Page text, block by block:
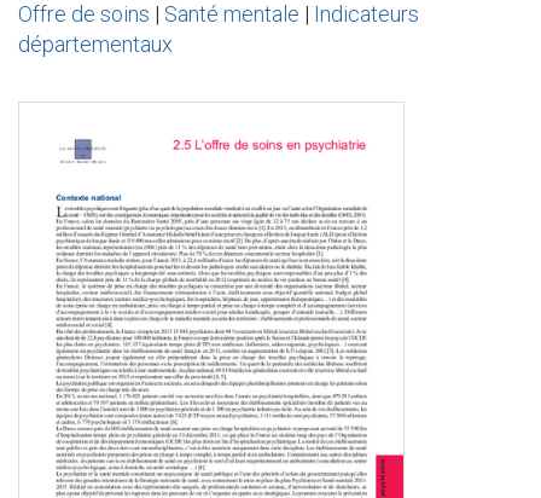
Offre de soins | Santé mentale | Indicateurs
départementaux